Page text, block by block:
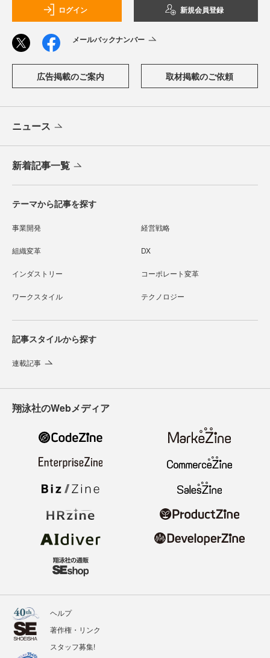
ログイン 新規会員登録
メールバックナンバー
広告掲載のご案内 取材掲載のご依頼
ニュース
新着記事一覧
テーマから記事を探す
事業開発 経営戦略
組織変革 DX
インダストリー コーポレート変革
ワークスタイル テクノロジー
記事スタイルから探す
連載記事
翔泳社のWebメディア
ヘルプ
著作権・リンク
スタッフ募集!